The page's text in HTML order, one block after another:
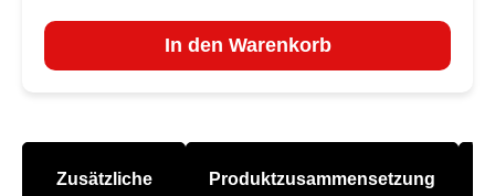
In den Warenkorb
Zusätzliche
Produktzusammensetzung